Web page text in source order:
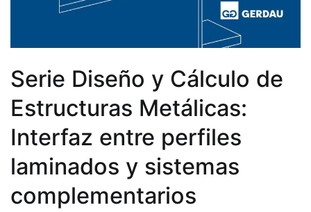
Serie Diseño y Cálculo de
Estructuras Metálicas:
Interfaz entre perfiles
laminados y sistemas
complementarios